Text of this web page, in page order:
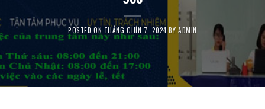
POSTED ON THÁNG CHÍN 7, 2024 BYADMIN